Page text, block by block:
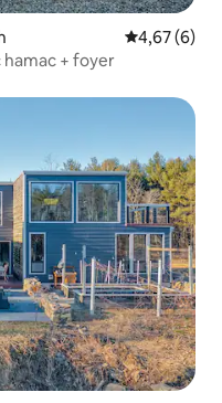
Évaluation
4,67 (6)
hamac + foyer
appréciés